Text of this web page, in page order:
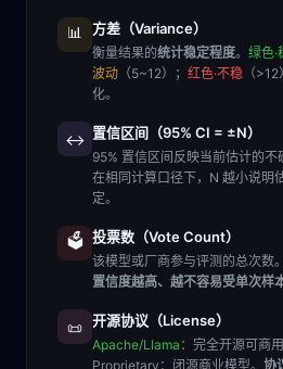
📊 方差（Variance）
衡量结果的统计稳定程度。 绿色·
波动 （5~12）； 红色·不稳 （
化。
↔️ 置信区间（95% CI = ±N）
95% 置信区间反映当前估计的不
在相同计算口径下，N 越小说明
定。
🗳️ 投票数（Vote Count）
该模型或厂商参与评测的总次数
置信度越高、越不容易受单次样
📜 开源协议（License）
Apache/Llama ：完全开源可商用
Proprietary ：闭源商业模型。 协